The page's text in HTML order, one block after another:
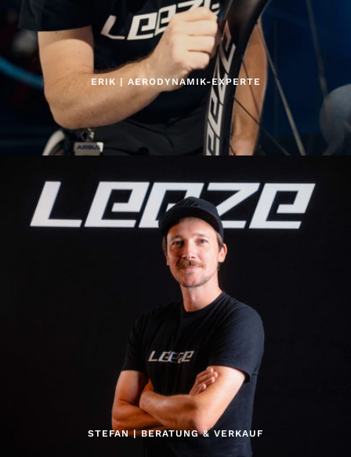
ERIK | AERODYNAMIK-EXPERTE
STEFAN | BERATUNG & VERKAUF